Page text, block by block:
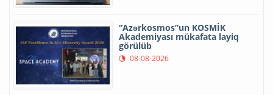
“Azərkosmos”un KOSMİK
Akademiyası mükafata layiq
görülüb
08-08-2026